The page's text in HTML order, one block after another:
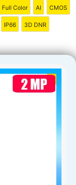
Full Color AI CMOS
IP66 3D DNR